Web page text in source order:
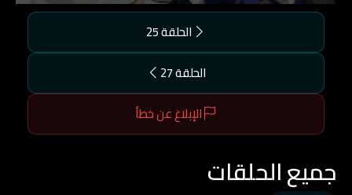
الحلقة 25
الحلقة 27
الإبلاغ عن خطأ
جميع الحلقات